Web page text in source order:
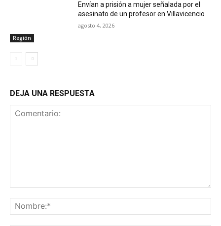
Región
Envían a prisión a mujer señalada por el
asesinato de un profesor en Villavicencio
agosto 4, 2026
DEJA UNA RESPUESTA